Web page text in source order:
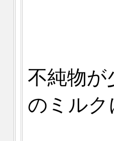
不純物が
のミル